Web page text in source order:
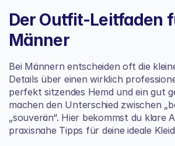
Der Outfit-Leitfaden
Männer
Bei Männern entscheiden oft die
Details über einen wirklich
perfekt sitzendes Hemd und ein gut
machen den Unterschied zwischen
„souverän“. Hier bekommst du klare
praxisnahe Tipps für deine ideale